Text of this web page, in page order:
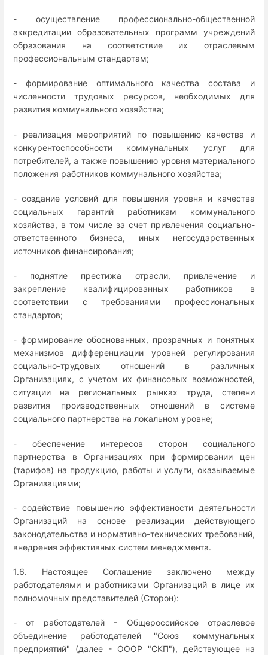
- осуществление профессионально-общественной
аккредитации образовательных программ учреждений
образования на соответствие их отраслевым
профессиональным стандартам;
- формирование оптимального качества состава и
численности трудовых ресурсов, необходимых для
развития коммунального хозяйства;
- реализация мероприятий по повышению качества и
конкурентоспособности коммунальных услуг для
потребителей, а также повышению уровня материального
положения работников коммунального хозяйства;
- создание условий для повышения уровня и качества
социальных гарантий работникам коммунального
хозяйства, в том числе за счет привлечения социально-
ответственного бизнеса, иных негосударственных
источников финансирования;
- поднятие престижа отрасли, привлечение и
закрепление квалифицированных работников в
соответствии с требованиями профессиональных
стандартов;
- формирование обоснованных, прозрачных и понятных
механизмов дифференциации уровней регулирования
социально-трудовых отношений в различных
Организациях, с учетом их финансовых возможностей,
ситуации на региональных рынках труда, степени
развития производственных отношений в системе
социального партнерства на локальном уровне;
- обеспечение интересов сторон социального
партнерства в Организациях при формировании цен
(тарифов) на продукцию, работы и услуги, оказываемые
Организациями;
- содействие повышению эффективности деятельности
Организаций на основе реализации действующего
законодательства и нормативно-технических требований,
внедрения эффективных систем менеджмента.
1.6. Настоящее Соглашение заключено между
работодателями и работниками Организаций в лице их
полномочных представителей (Сторон):
- от работодателей - Общероссийское отраслевое
объединение работодателей "Союз коммунальных
предприятий" (далее - ОООР "СКП"), действующее на